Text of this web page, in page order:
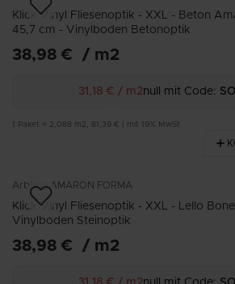
Klick Vinyl Fliesenoptik - XXL - Beton
45,7 cm - Vinylboden Betonoptik
38,98 € / m2
31,18 € / m2null mit Code:
Paket = 2,088 m2 81,39 € mit 19% MwSt
Arbiton AMARON FORMA
Klick Vinyl Fliesenoptik - XXL - Lello
Vinylboden Steinoptik
38,98 € / m2